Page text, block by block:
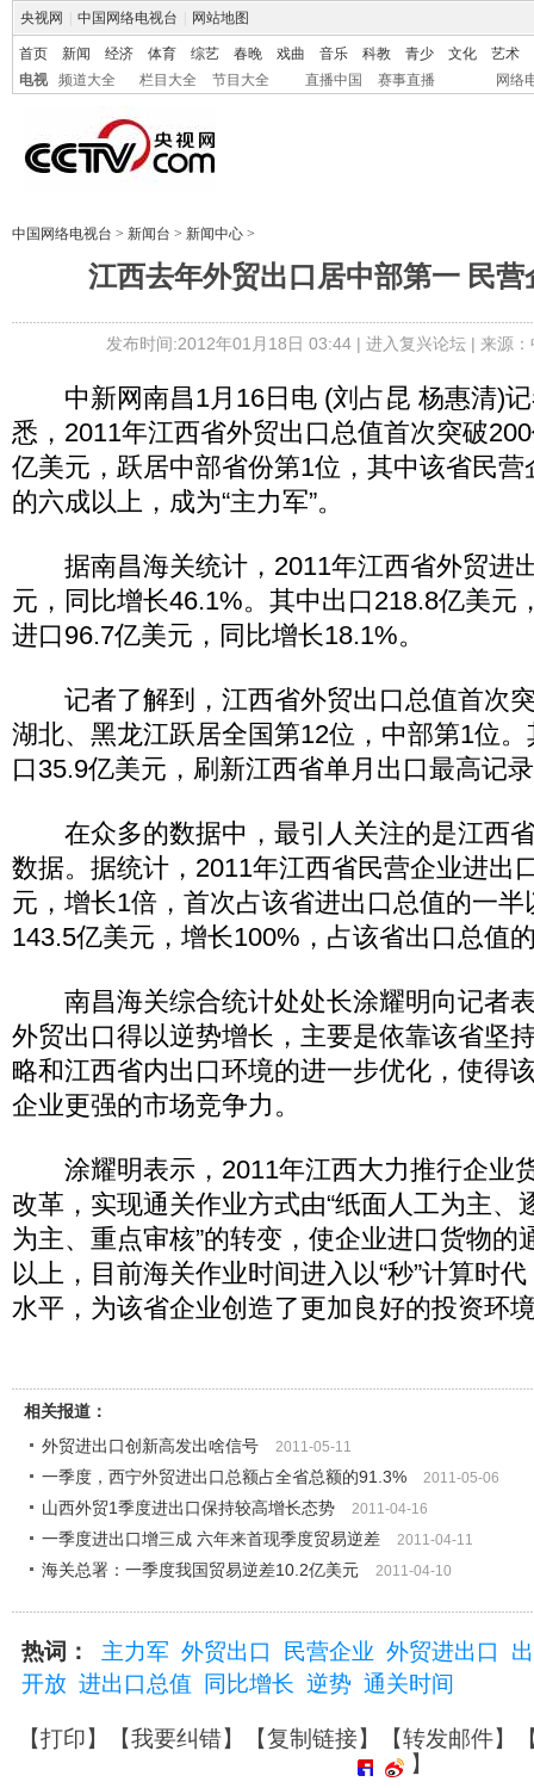
央视网 中国网络电视台 网站地图
首页 新闻 经济 体育 综艺 春晚 戏曲 音乐 科教 青少 文化
艺术
电视
频道大全 栏目大全 节目大全 直播中国 赛事直播 网络
中国网络电视台 > 新闻台 > 新闻中心 >
江西去年外贸出口居中部第一 民营
发布时间:2012年01月18日 03:44 | 进入复兴论坛| 来源
中新网南昌1月16日电 (刘占昆 杨惠清)记
悉，2011年江西省外贸出口总值首次突破
亿美元，跃居中部省份第1位，其中该省民
的六成以上，成为“主力军”。
据南昌海关统计，2011年江西省外贸进
元，同比增长46.1%。其中出口218.8亿美元
进口96.7亿美元，同比增长18.1%。
记者了解到，江西省外贸出口总值首次
湖北、黑龙江跃居全国第12位，中部第1位
口35.9亿美元，刷新江西省单月出口最高记
在众多的数据中，最引人关注的是江西
数据。据统计，2011年江西省民营企业进出
元，增长1倍，首次占该省进出口总值的一
143.5亿美元，增长100%，占该省出口总值
南昌海关综合统计处处长涂耀明向记者
外贸出口得以逆势增长，主要是依靠该省坚
略和江西省内出口环境的进一步优化，使得
企业更强的市场竞争力。
涂耀明表示，2011年江西大力推行企业
改革，实现通关作业方式由“纸面人工为主、
为主、重点审核”的转变，使企业进口货物的
以上，目前海关作业时间进入以“秒”计算时
水平，为该省企业创造了更加良好的投资环
相关报道：
外贸进出口创新高发出啥信号
2011-05-11
一季度，西宁外贸进出口总额占全省总额的91.3% 2011-05-06
山西外贸1季度进出口保持较高增长态势 2011-04-16
一季度进出口增三成 六年来首现季度贸易逆差 2011-04-11
海关总署：一季度我国贸易逆差10.2亿美元 2011-04-10
热词： 主力军 外贸出口 民营企业 外贸进出口
开放 进出口总值 同比增长 逆势 通关时间
【打印】【我要纠错】【复制链接】【转发邮件】
】